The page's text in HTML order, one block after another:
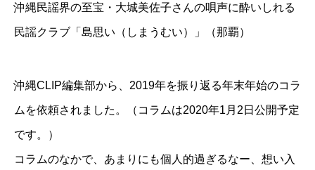
沖縄民謡界の至宝・大城美佐子さんの唄声に酔いしれる
民謡クラブ「島思い（しまうむい）」（那覇）
沖縄CLIP編集部から、2019年を振り返る年末年始のコラ
ムを依頼されました。（コラムは2020年1月2日公開予定
です。）
コラムのなかで、あまりにも個人的過ぎるなー、想い入